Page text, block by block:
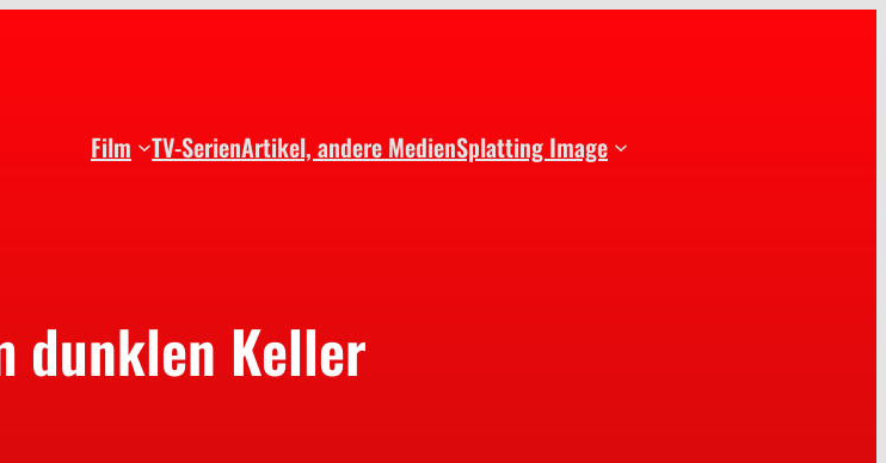
Film TV-SerienArtikel, andere MedienSplatting Image
dunklen Keller